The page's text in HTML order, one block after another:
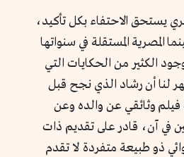
يستحق الاحتفاء بكل تأكيد،
المصرية المستقلة في سنواتها
الكثير من الحكايات التي
لنا أن رشاد الذي نجح قبل
وثائقي عن والده وعن
في آن، قادر على تقديم ذات
ذو طبيعة متفردة لا تقدم